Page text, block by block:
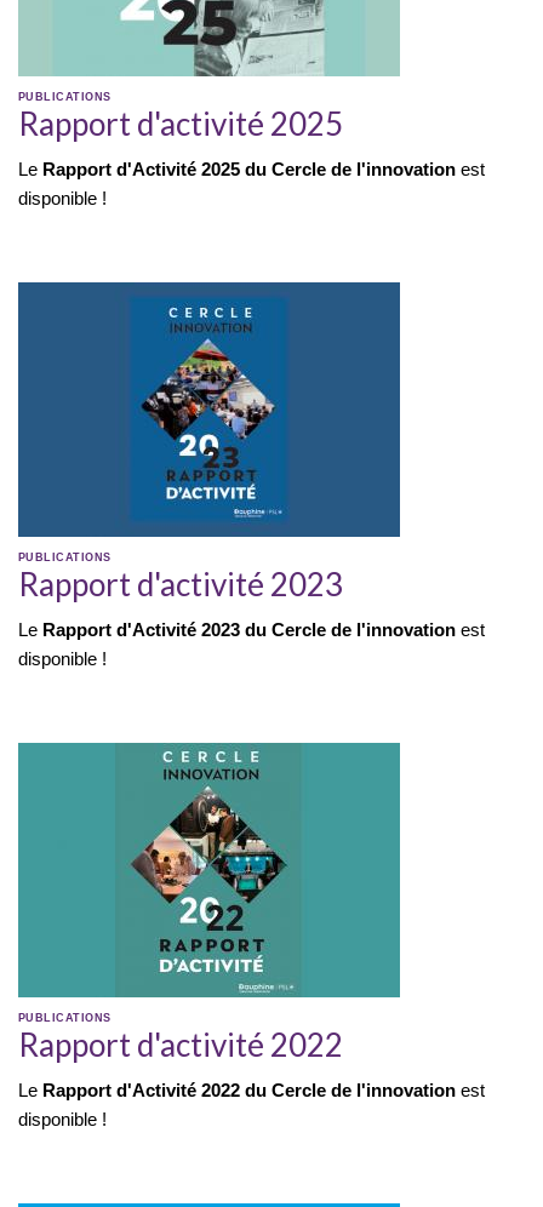
PUBLICATIONS
Rapport d'activité 2025
Le Rapport d'Activité 2025 du Cercle de l'innovation est
disponible !
PUBLICATIONS
Rapport d'activité 2023
Le Rapport d'Activité 2023 du Cercle de l'innovation est
disponible !
PUBLICATIONS
Rapport d'activité 2022
Le Rapport d'Activité 2022 du Cercle de l'innovation est
disponible !